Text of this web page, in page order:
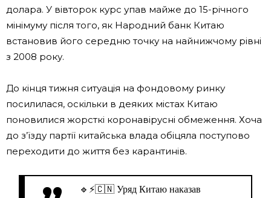
долара. У вівторок курс упав майже до 15-річного
мінімуму після того, як Народний банк Китаю
встановив його середню точку на найнижчому рівні
з 2008 року.
До кінця тижня ситуація на фондовому ринку
посилилася, оскільки в деяких містах Китаю
поновилися жорсткі коронавірусні обмеження. Хоча
до з’їзду партії китайська влада обіцяла поступово
переходити до життя без карантинів.
🔹⚡️🇨🇳 Уряд Китаю наказав